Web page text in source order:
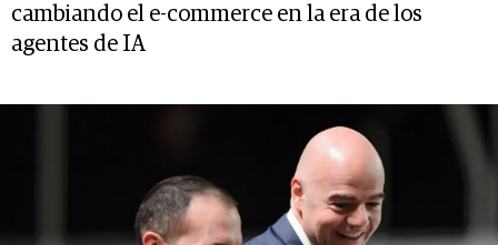
cambiando el e-commerce en la era de los
agentes de IA